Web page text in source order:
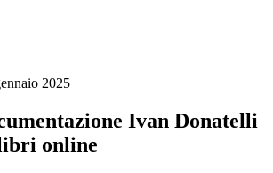
2025
Ivan Donatelli
online